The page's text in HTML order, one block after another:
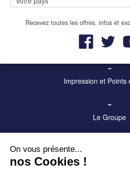
Recevez toutes les offres, infos et
Panneaux et écrans
Mobilier urbain et
–
Impression et Points
–
Le Groupe
On vous présente...
nos Cookies !